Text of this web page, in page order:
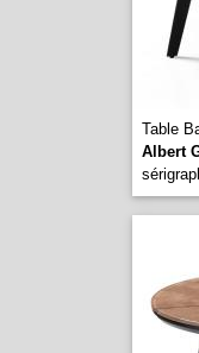
Table
Albert